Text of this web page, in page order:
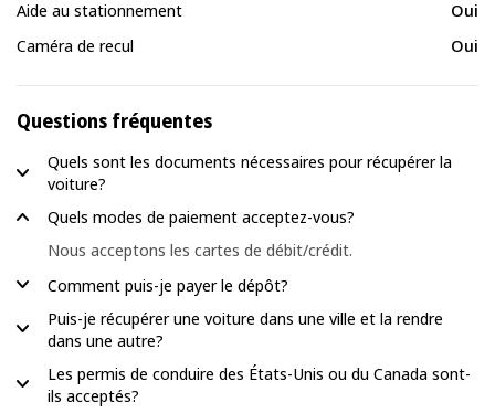
Aide au stationnement
Oui
Caméra de recul
Oui
Questions fréquentes
Quels sont les documents nécessaires pour récupérer la
voiture?
Quels modes de paiement acceptez-vous?
Nous acceptons les cartes de débit/crédit.
Comment puis-je payer le dépôt?
Puis-je récupérer une voiture dans une ville et la rendre
dans une autre?
Les permis de conduire des États-Unis ou du Canada sont-
ils acceptés?